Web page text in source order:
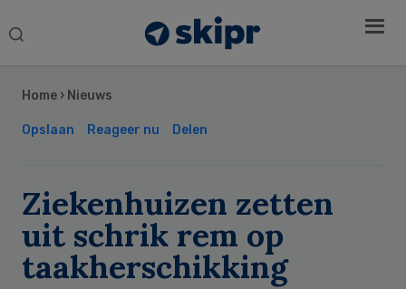
Search
Home › Nieuws
Opslaan Reageer nu Delen
Ziekenhuizen zetten
uit schrik rem op
taakherschikking
Sidebar